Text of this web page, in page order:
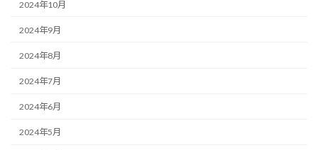
2024年10月
2024年9月
2024年8月
2024年7月
2024年6月
2024年5月